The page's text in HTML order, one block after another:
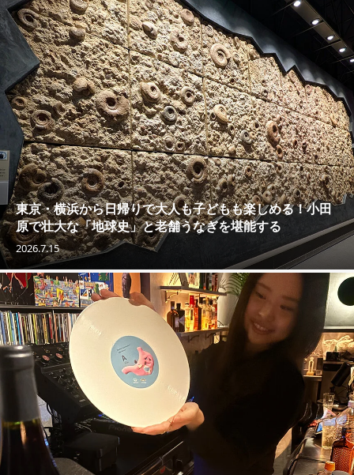
東京・横浜から日帰りで大人も子どもも楽しめる！小田
原で壮大な「地球史」と老舗うなぎを堪能する
2026.7.15